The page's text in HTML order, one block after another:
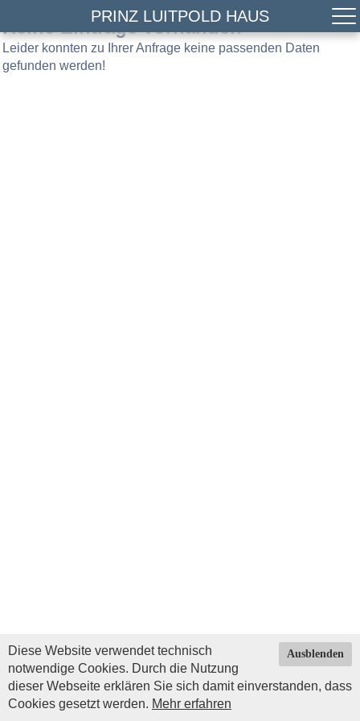
PRINZ LUITPOLD HAUS
Keine Einträge vorhanden
Leider konnten zu Ihrer Anfrage keine passenden Daten
gefunden werden!
Ausblenden
Diese Website verwendet technisch
notwendige Cookies. Durch die Nutzung
dieser Webseite erklären Sie sich damit einverstanden, dass
Cookies gesetzt werden. Mehr erfahren